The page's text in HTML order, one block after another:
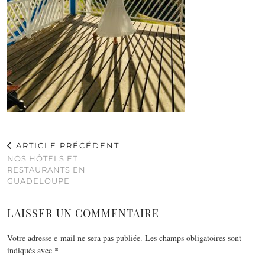
ARTICLE PRÉCÉDENT
NOS HÔTELS ET
RESTAURANTS EN
GUADELOUPE
LAISSER UN COMMENTAIRE
Votre adresse e-mail ne sera pas publiée. Les champs obligatoires sont
indiqués avec *